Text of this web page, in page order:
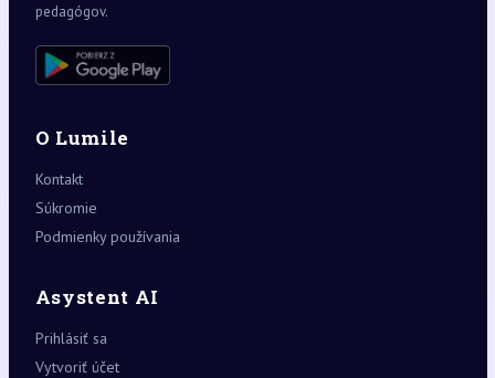
pedagógov.
O Lumile
Kontakt
Súkromie
Podmienky používania
Asystent AI
Prihlásiť sa
Vytvoriť účet